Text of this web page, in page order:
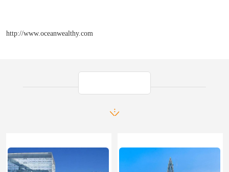
http://www.oceanwealthy.com